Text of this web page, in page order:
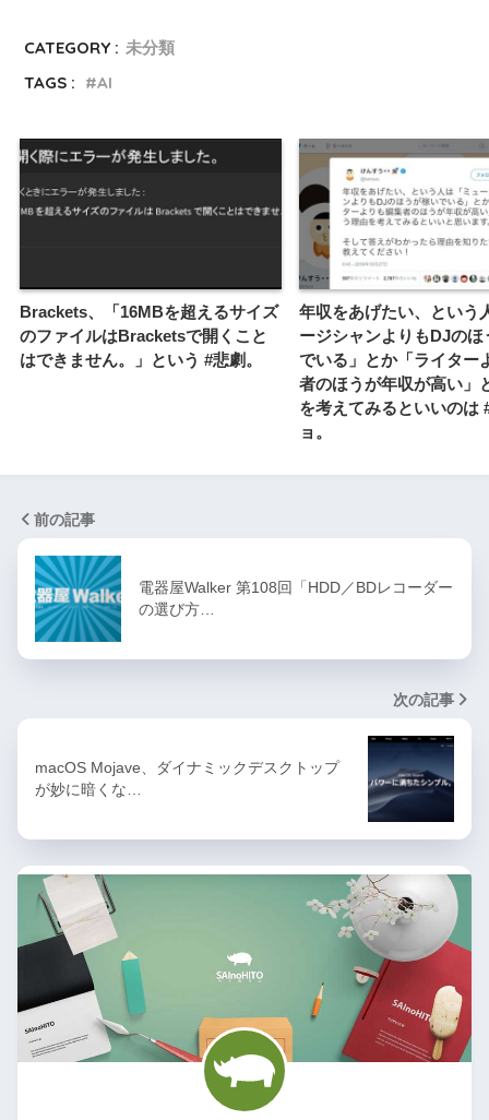
CATEGORY : 未分類
TAGS :
AI
Brackets、「16MBを超えるサイズ
のファイルはBracketsで開くこと
はできません。」という #悲劇。
年収をあげたい、という
ージシャンよりもDJのほ
でいる」とか「ライター
者のほうが年収が高い」
を考えてみるといいのは
ョ。
前の記事
電器屋Walker 第108回「HDD／BDレコーダー
の選び方…
次の記事
macOS Mojave、ダイナミックデスクトップ
が妙に暗くな…